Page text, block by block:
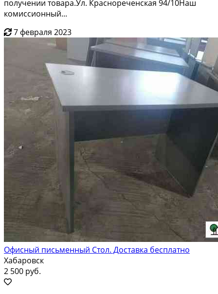
получении товара.Ул. Краснореченская 94/10Наш
комиссионный...
7 февраля 2023
Офисный письменный Стол. Доставка бесплатно
Хабаровск
2 500 руб.